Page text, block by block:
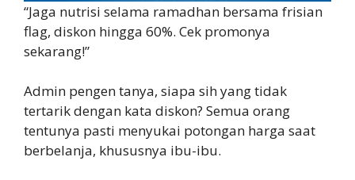
“Jaga nutrisi selama ramadhan bersama frisian
flag, diskon hingga 60%. Cek promonya
sekarang!”
Admin pengen tanya, siapa sih yang tidak
tertarik dengan kata diskon? Semua orang
tentunya pasti menyukai potongan harga saat
berbelanja, khususnya ibu-ibu.